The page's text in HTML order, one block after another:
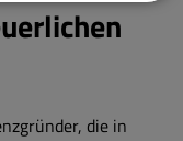
die in